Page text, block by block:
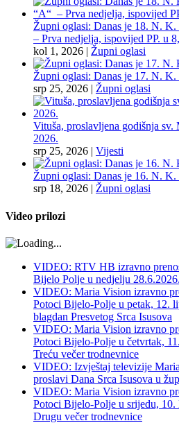
Župni oglasi: Danas je 18. N.
– Prva nedjelja, ispovijed PP. u
kol 1, 2026 | Župni oglasi
Župni oglasi: Danas je 17. N.
srp 25, 2026 | Župni oglasi
Vituša, proslavljena godišnja sv.
2026.
srp 25, 2026 | Vijesti
Župni oglasi: Danas je 16. N.
srp 18, 2026 | Župni oglasi
Video prilozi
VIDEO: RTV HB izravno
Bijelo Polje u nedjelju
VIDEO: Maria Vision izravno
Potoci Bijelo-Polje u petak, 12.
blagdan Presvetog Srca Isusova
VIDEO: Maria Vision izravno
Potoci Bijelo-Polje u četvrtak,
Treću večer trodnevnice
VIDEO: Izvještaj televizije
proslavi Dana Srca Isusova u
VIDEO: Maria Vision izravno
Potoci Bijelo-Polje u srijedu, 10.
Drugu večer trodnevnice